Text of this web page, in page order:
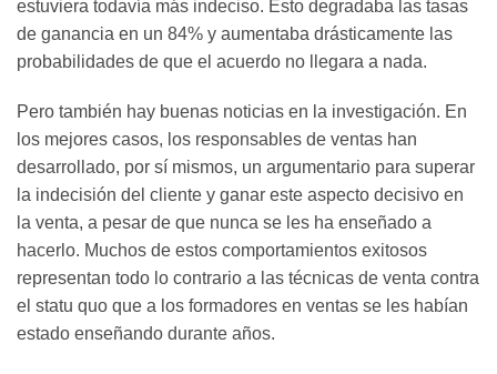
estuviera todavía más indeciso. Esto degradaba las tasas
de ganancia en un 84% y aumentaba drásticamente las
probabilidades de que el acuerdo no llegara a nada.
Pero también hay buenas noticias en la investigación. En
los mejores casos, los responsables de ventas han
desarrollado, por sí mismos, un argumentario para superar
la indecisión del cliente y ganar este aspecto decisivo en
la venta, a pesar de que nunca se les ha enseñado a
hacerlo. Muchos de estos comportamientos exitosos
representan todo lo contrario a las técnicas de venta contra
el statu quo que a los formadores en ventas se les habían
estado enseñando durante años.